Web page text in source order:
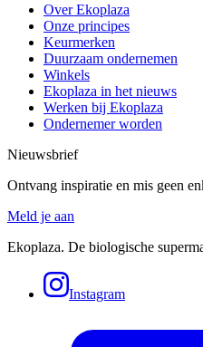
Over Ekoplaza
Onze principes
Keurmerken
Duurzaam ondernemen
Winkels
Ekoplaza in het nieuws
Werken bij Ekoplaza
Ondernemer worden
Nieuwsbrief
Ontvang inspiratie en mis geen
Meld je aan
Ekoplaza. De biologische
Instagram